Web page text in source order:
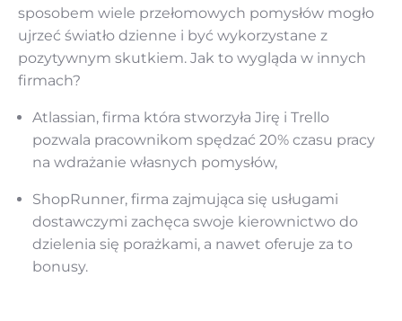
sposobem wiele przełomowych pomysłów mogło
ujrzeć światło dzienne i być wykorzystane z
pozytywnym skutkiem. Jak to wygląda w innych
firmach?
Atlassian, firma która stworzyła Jirę i Trello
pozwala pracownikom spędzać 20% czasu pracy
na wdrażanie własnych pomysłów,
ShopRunner, firma zajmująca się usługami
dostawczymi zachęca swoje kierownictwo do
dzielenia się porażkami, a nawet oferuje za to
bonusy.